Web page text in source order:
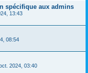
spécifique aux admins
13:43
08:54
2024, 03:40